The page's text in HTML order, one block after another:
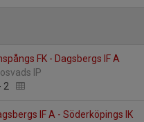
FK - Dagsbergs IF A
IP
2
IF A - Söderköpings IK